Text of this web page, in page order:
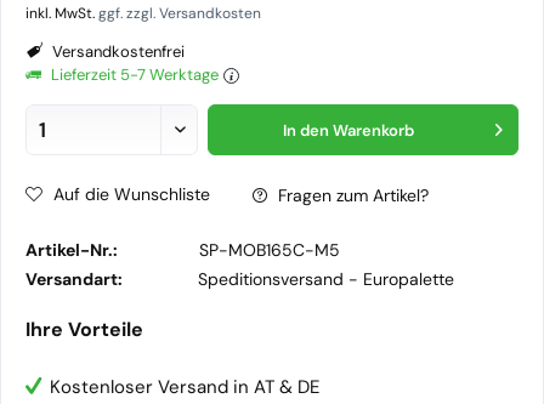
inkl. MwSt.ggf. zzgl. Versandkosten
Versandkostenfrei
Lieferzeit 5-7 Werktage
In den Warenkorb
Auf die Wunschliste Fragen zum Artikel?
Artikel-Nr.:
SP-MOB165C-M5
Versandart:
Speditionsversand - Europalette
Ihre Vorteile
Kostenloser Versand in AT & DE